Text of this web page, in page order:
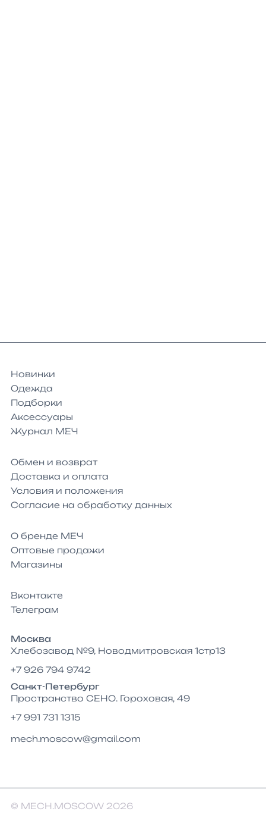
Новинки
Одежда
Подборки
Аксессуары
Журнал МЕЧ
Обмен и возврат
Доставка и оплата
Условия и положения
Согласие на обработку данных
О бренде МЕЧ
Оптовые продажи
Магазины
Вконтакте
Телеграм
Москва
Хлебозавод №9, Новодмитровская 1стр13
+7 926 794 9742
Санкт-Петербург
Пространство СЕНО. Гороховая, 49
+7 991 731 1315
mech.moscow@gmail.com
© MECH.MOSCOW 2026